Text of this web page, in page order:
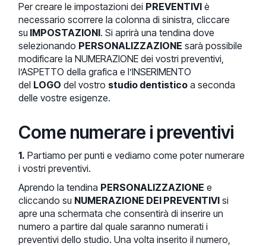
Per creare le impostazioni dei PREVENTIVI è
necessario scorrere la colonna di sinistra, cliccare
su IMPOSTAZIONI. Si aprirà una tendina dove
selezionando PERSONALIZZAZIONE sarà possibile
modificare la NUMERAZIONE dei vostri preventivi,
l’ASPETTO della grafica e l’INSERIMENTO
del LOGO del vostro studio dentistico a seconda
delle vostre esigenze.
Come numerare i preventivi
1. Partiamo per punti e vediamo come poter numerare
i vostri preventivi.
Aprendo la tendina PERSONALIZZAZIONE e
cliccando su NUMERAZIONE DEI PREVENTIVI si
apre una schermata che consentirà di inserire un
numero a partire dal quale saranno numerati i
preventivi dello studio. Una volta inserito il numero,